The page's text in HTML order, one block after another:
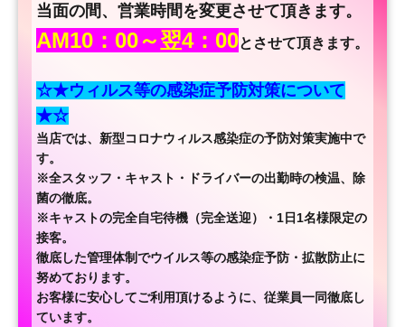
当面の間、営業時間を変更させて頂きます。
AM10：00～翌4：00とさせて頂きます。
☆★ウィルス等の感染症予防対策について
★☆
当店では、新型コロナウィルス感染症の予防対策実施中で
す。
※全スタッフ・キャスト・ドライバーの出勤時の検温、除
菌の徹底。
※キャストの完全自宅待機（完全送迎）・1日1名様限定の
接客。
徹底した管理体制でウイルス等の感染症予防・拡散防止に
努めております。
お客様に安心してご利用頂けるように、従業員一同徹底し
ています。